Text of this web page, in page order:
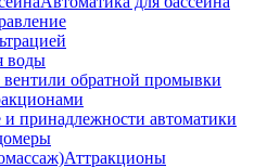
воды
вентили обратной промывки
принадлежности автоматики
Аттракционы